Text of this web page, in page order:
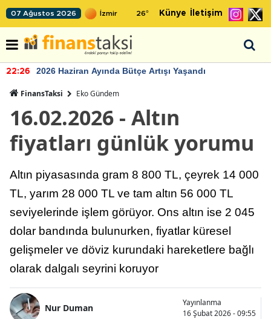
07 Ağustos 2026 26° Künye İletişim
22:26 2026 Haziran Ayında Bütçe Artışı Yaşandı
FinansTaksi Eko Gündem
16.02.2026 - Altın
fiyatları günlük yorumu
Altın piyasasında gram 8 800 TL, çeyrek 14 000
TL, yarım 28 000 TL ve tam altın 56 000 TL
seviyelerinde işlem görüyor. Ons altın ise 2 045
dolar bandında bulunurken, fiyatlar küresel
gelişmeler ve döviz kurundaki hareketlere bağlı
olarak dalgalı seyrini koruyor
Nur Duman
Yayınlanma
16 Şubat 2026 - 09:55